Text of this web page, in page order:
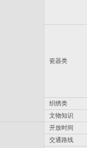
瓷器类
织绣类
文物知识
开放时间
交通路线